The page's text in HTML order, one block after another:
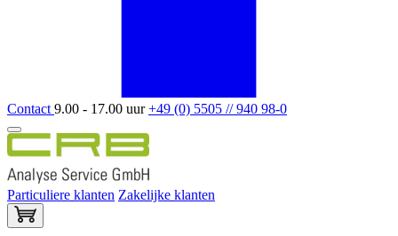
Contact 9.00 - 17.00 uur+49 (0) 5505 // 940 98-0
Particuliere klanten Zakelijke klanten